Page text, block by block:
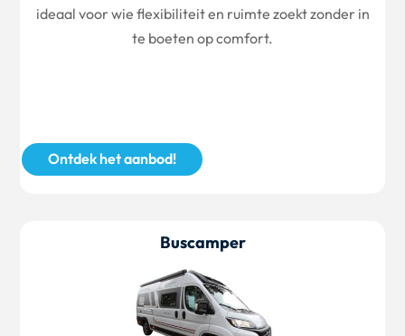
ideaal voor wie flexibiliteit en ruimte zoekt zonder in
te boeten op comfort.
Ontdek het aanbod!
Buscamper